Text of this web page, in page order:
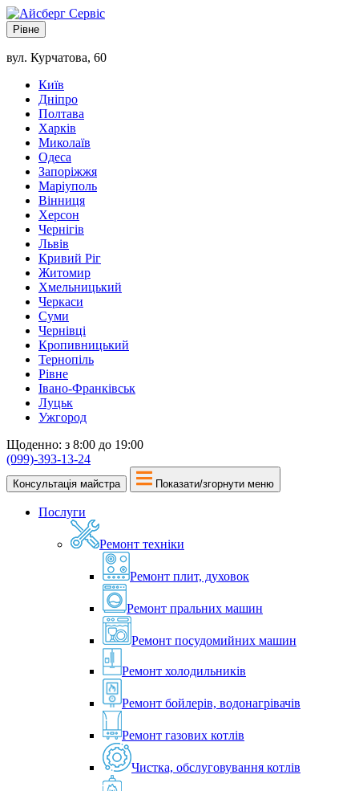
Рівне
вул. Курчатова, 60
Київ
Дніпро
Полтава
Харків
Миколаїв
Одеса
Запоріжжя
Маріуполь
Вінниця
Херсон
Чернігів
Львів
Кривий Ріг
Житомир
Хмельницький
Черкаси
Суми
Чернівці
Кропивницький
Тернопіль
Рівне
Івано-Франківськ
Луцьк
Ужгород
Щоденно: з 8:00 до 19:00
(099)-393-13-24
Консультація майстра Показати/згорнути меню
Послуги
Ремонт техніки
Ремонт плит, духовок
Ремонт пральних машин
Ремонт посудомийних машин
Ремонт холодильників
Ремонт бойлерів, водонагрівачів
Ремонт газових котлів
Чистка, обслуговування котлів